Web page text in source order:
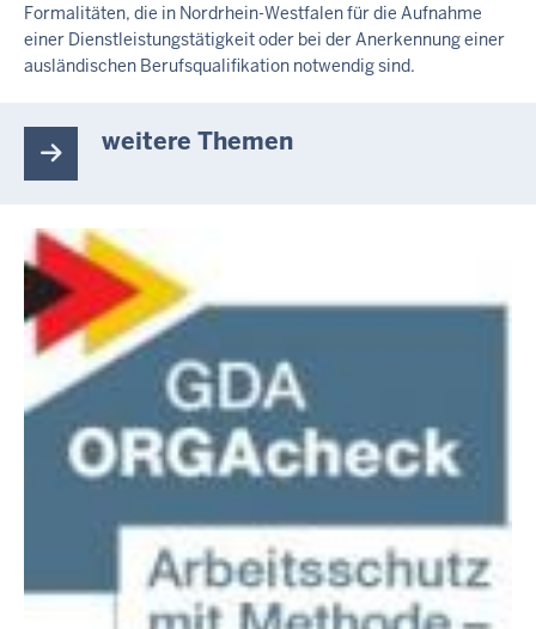
L
T
S
E
E
Formalitäten, die in Nordrhein-Westfalen für die Aufnahme
einer Dienstleistungstätigkeit oder bei der Anerkennung einer
ausländischen Berufsqualifikation notwendig sind.
weitere Themen